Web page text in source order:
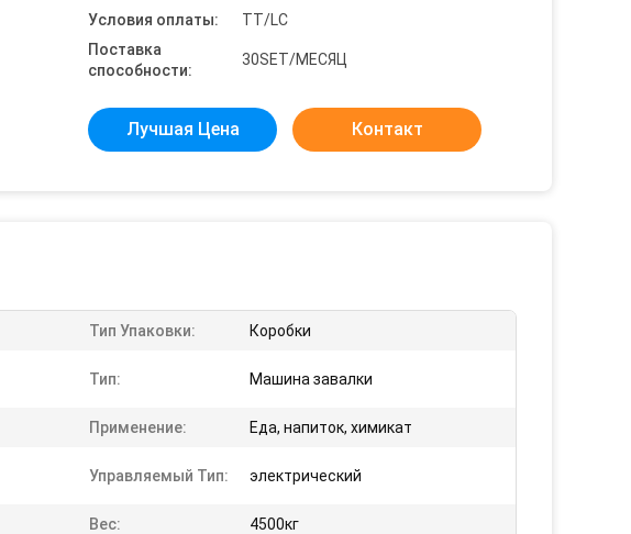
Условия оплаты:
TT/LC
Поставка
способности:
30SET/МЕСЯЦ
Лучшая Цена Контакт
Тип Упаковки: Коробки
Тип: Машина завалки
Применение: Еда, напиток, химикат
Управляемый Тип: электрический
Вес: 4500кг